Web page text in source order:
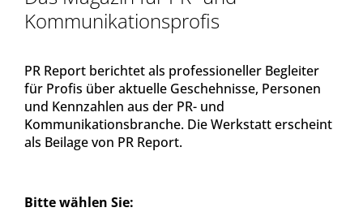
Kommunikationsprofis
PR Report berichtet als professioneller Begleiter
für Profis über aktuelle Geschehnisse, Personen
und Kennzahlen aus der PR- und
Kommunikationsbranche. Die Werkstatt erscheint
als Beilage von PR Report.
Bitte wählen Sie: